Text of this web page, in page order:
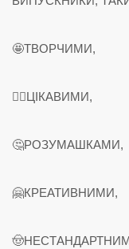
🤩ТВОРЧИМИ,
🙂‍↔️ЦІКАВИМИ,
🤔РОЗУМАШКАМИ,
🤗КРЕАТИВНИМИ,